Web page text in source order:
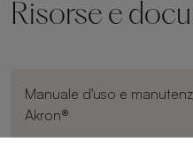
Risorse e
Manuale d'uso e
Akron®